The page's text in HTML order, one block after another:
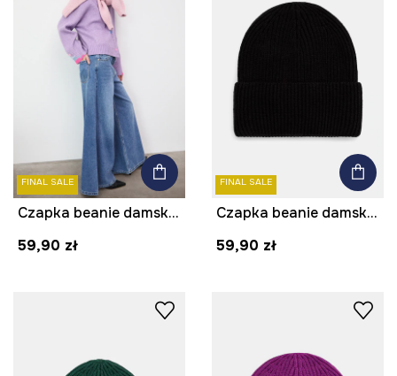
FINAL SALE
Czapka beanie damska z wiskozą
59,90 zł
FINAL SALE
Czapka beanie damska z wiskozą
59,90 zł